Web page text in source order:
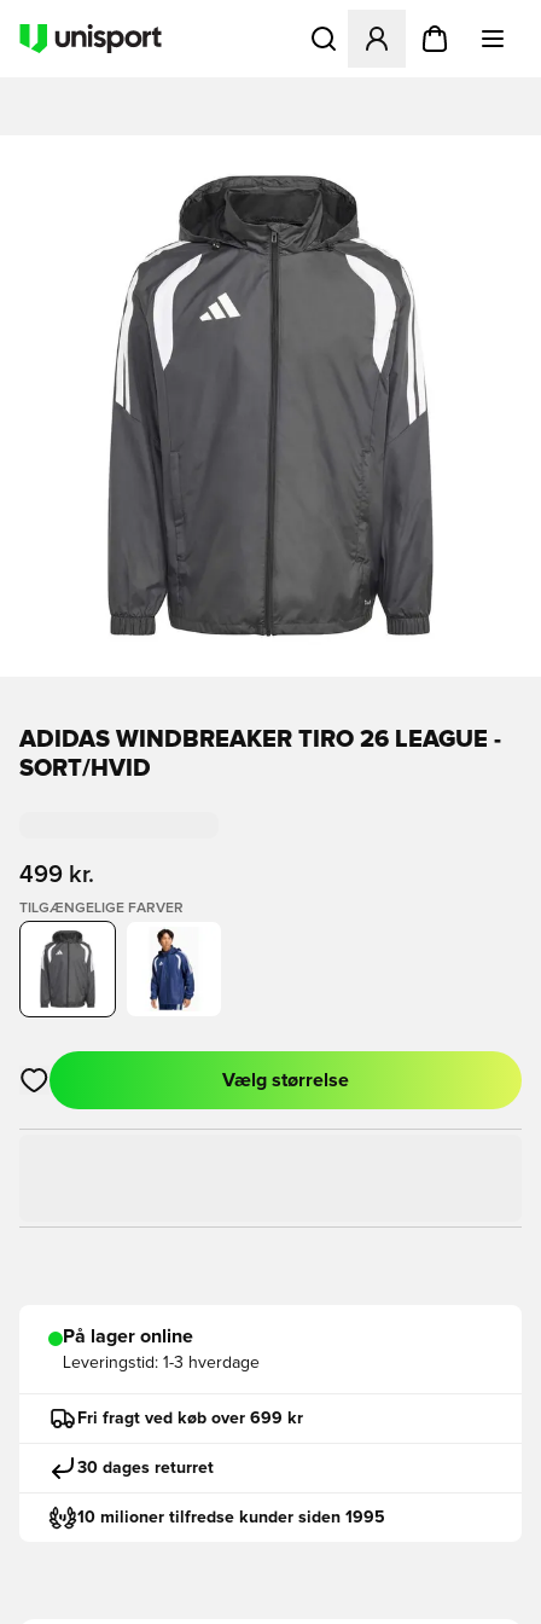
Åbner en Modal til at
ADIDAS WINDBREAKER TIRO 26 LEAGUE -
SORT/HVID
499 kr.
TILGÆNGELIGE FARVER
Åbner en Modal til at logge ind eller tilmelde dig som medlem
Vælg størrelse
På lager online
Leveringstid: 1-3 hverdage
Fri fragt ved køb over 699 kr
30 dages returret
10 milioner tilfredse kunder siden 1995